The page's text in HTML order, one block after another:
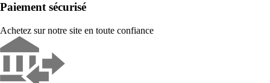
Paiement sécurisé
Achetez sur notre site en toute confiance